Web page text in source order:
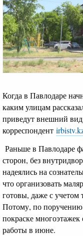
Когда в Павлодаре
каким улицам
приведут внешний
корреспондент
Раньше в Павлодаре
сторон, без
надеялись на
что организовать
готовы, даже с учетом
Потому, по поручению
покраске
работы в июне.